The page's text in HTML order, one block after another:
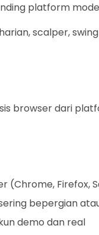
platform
scalper,
browser dari
(Chrome, Firefox,
bepergian
demo dan real